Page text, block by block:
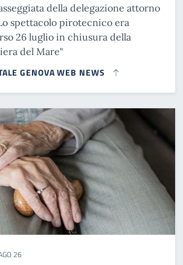
della delegazione attorno
spettacolo pirotecnico era
26 luglio in chiusura della
del Mare"
GENOVA WEB NEWS
26